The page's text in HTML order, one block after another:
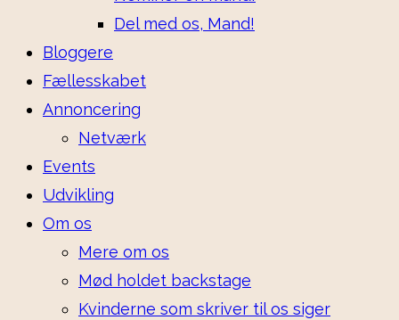
Del med os, Mand!
Bloggere
Fællesskabet
Annoncering
Netværk
Events
Udvikling
Om os
Mere om os
Mød holdet backstage
Kvinderne som skriver til os siger